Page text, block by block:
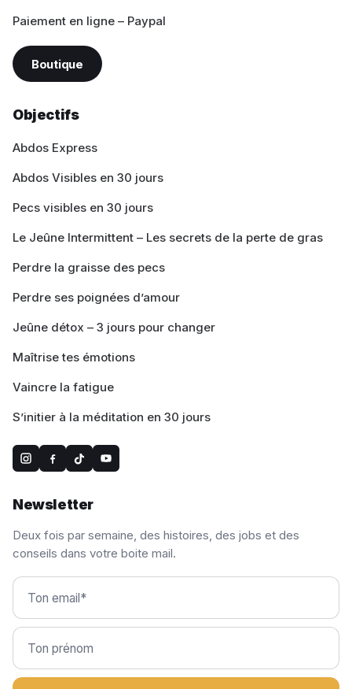
Paiement en ligne – Paypal
Boutique
Objectifs
Abdos Express
Abdos Visibles en 30 jours
Pecs visibles en 30 jours
Le Jeûne Intermittent – Les secrets de la perte de gras
Perdre la graisse des pecs
Perdre ses poignées d’amour
Jeûne détox – 3 jours pour changer
Maîtrise tes émotions
Vaincre la fatigue
S’initier à la méditation en 30 jours
Newsletter
Deux fois par semaine, des histoires, des jobs et des
conseils dans votre boite mail.